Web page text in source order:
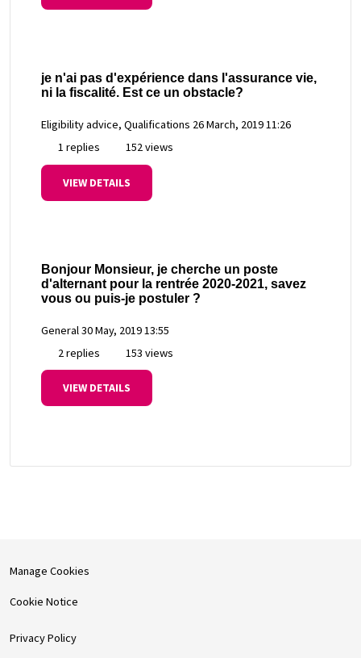
je n'ai pas d'expérience dans l'assurance vie,
ni la fiscalité. Est ce un obstacle?
Eligibility advice, Qualifications 26 March, 2019 11:26
1 replies
152 views
VIEW DETAILS
Bonjour Monsieur, je cherche un poste
d'alternant pour la rentrée 2020-2021, savez
vous ou puis-je postuler ?
General 30 May, 2019 13:55
2 replies
153 views
VIEW DETAILS
Manage Cookies
Cookie Notice
Privacy Policy